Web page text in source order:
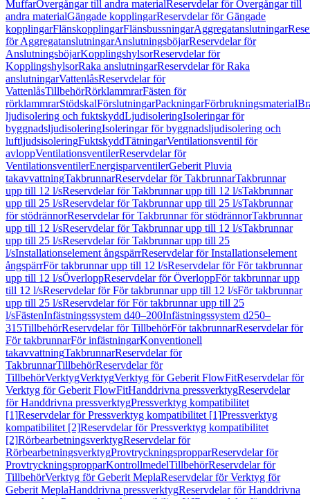
MuffarÖvergångar till andra materialReservdelar för Övergångar till
andra materialGängade kopplingarReservdelar för Gängade
kopplingarFlänskopplingarFlänsbussningarAggregatanslutningar
för AggregatanslutningarAnslutningsböjarReservdelar för
AnslutningsböjarKopplingshylsorReservdelar för
KopplingshylsorRaka anslutningarReservdelar för Raka
anslutningarVattenlåsReservdelar för
VattenlåsTillbehörRörklammrarFästen för
rörklammrarStödskalFörslutningarPackningarFörbrukningsmaterial
ljudisolering och fuktskyddLjudisoleringIsoleringar för
byggnadsljudisoleringIsoleringar för byggnadsljudisolering och
luftljudsisoleringFuktskyddTätningarVentilationsventil för
avloppVentilationsventilerReservdelar för
VentilationsventilerEnergisparventilerGeberit Pluvia
takavvattningTakbrunnarReservdelar för TakbrunnarTakbrunnar
upp till 12 l/sReservdelar för Takbrunnar upp till 12 l/sTakbrunnar
upp till 25 l/sReservdelar för Takbrunnar upp till 25 l/sTakbrunnar
för stödrännorReservdelar för Takbrunnar för stödrännorTakbrunnar
upp till 12 l/sReservdelar för Takbrunnar upp till 12 l/sTakbrunnar
upp till 25 l/sReservdelar för Takbrunnar upp till 25
l/sInstallationselement ångspärrReservdelar för Installationselement
ångspärrFör takbrunnar upp till 12 l/sReservdelar för För takbrunnar
upp till 12 l/sÖverloppReservdelar för ÖverloppFör takbrunnar upp
till 12 l/sReservdelar för För takbrunnar upp till 12 l/sFör takbrunnar
upp till 25 l/sReservdelar för För takbrunnar upp till 25
l/sFästenInfästningssystem d40–200Infästningssystem d250–
315TillbehörReservdelar för TillbehörFör takbrunnarReservdelar för
För takbrunnarFör infästningarKonventionell
takavvattningTakbrunnarReservdelar för
TakbrunnarTillbehörReservdelar för
TillbehörVerktygVerktygVerktyg för Geberit FlowFitReservdelar för
Verktyg för Geberit FlowFitHanddrivna pressverktygReservdelar
för Handdrivna pressverktygPressverktyg kompatibilitet
[1]Reservdelar för Pressverktyg kompatibilitet [1]Pressverktyg
kompatibilitet [2]Reservdelar för Pressverktyg kompatibilitet
[2]RörbearbetningsverktygReservdelar för
RörbearbetningsverktygProvtryckningspropparReservdelar för
ProvtryckningspropparKontrollmedelTillbehörReservdelar för
TillbehörVerktyg för Geberit MeplaReservdelar för Verktyg för
Geberit MeplaHanddrivna pressverktygReservdelar för Handdrivna